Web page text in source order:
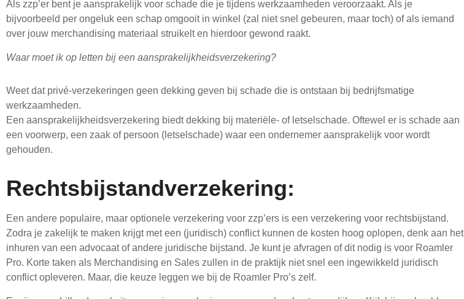
Als zzp’er bent je aansprakelijk voor schade die je tijdens werkzaamheden veroorzaakt. Als je
bijvoorbeeld per ongeluk een schap omgooit in winkel (zal niet snel gebeuren, maar toch) of als iemand
over jouw merchandising materiaal struikelt en hierdoor gewond raakt.
Waar moet ik op letten bij een aansprakelijkheidsverzekering?
Weet dat privé-verzekeringen geen dekking geven bij schade die is ontstaan bij bedrijfsmatige
werkzaamheden.
Een aansprakelijkheidsverzekering biedt dekking bij materiële- of letselschade. Oftewel er is schade aan
een voorwerp, een zaak of persoon (letselschade) waar een ondernemer aansprakelijk voor wordt
gehouden.
Rechtsbijstandverzekering:
Een andere populaire, maar optionele verzekering voor zzp’ers is een verzekering voor rechtsbijstand.
Zodra je zakelijk te maken krijgt met een (juridisch) conflict kunnen de kosten hoog oplopen, denk aan het
inhuren van een advocaat of andere juridische bijstand. Je kunt je afvragen of dit nodig is voor Roamler
Pro. Korte taken als Merchandising en Sales zullen in de praktijk niet snel een ingewikkeld juridisch
conflict opleveren. Maar, die keuze leggen we bij de Roamler Pro’s zelf.